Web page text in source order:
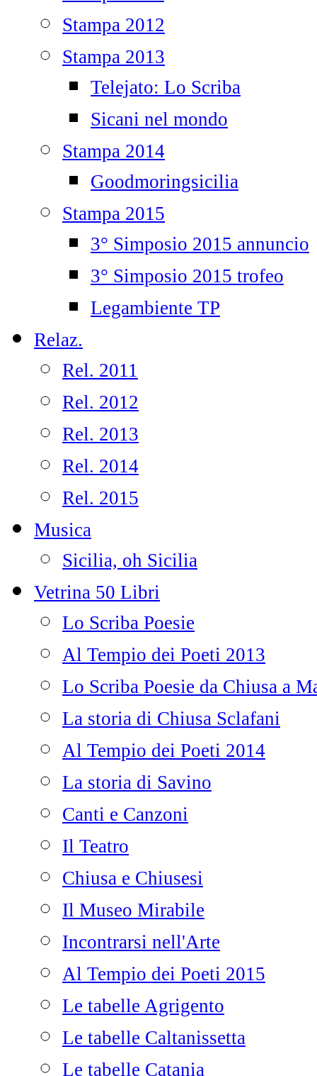
Stampa 2012
Stampa 2013
Telejato: Lo Scriba
Sicani nel mondo
Stampa 2014
Goodmoringsicilia
Stampa 2015
3° Simposio 2015 annuncio
3° Simposio 2015 trofeo
Legambiente TP
Relaz.
Rel. 2011
Rel. 2012
Rel. 2013
Rel. 2014
Rel. 2015
Musica
Sicilia, oh Sicilia
Vetrina 50 Libri
Lo Scriba Poesie
Al Tempio dei Poeti 2013
Lo Scriba Poesie da Chiusa a
La storia di Chiusa Sclafani
Al Tempio dei Poeti 2014
La storia di Savino
Canti e Canzoni
Il Teatro
Chiusa e Chiusesi
Il Museo Mirabile
Incontrarsi nell'Arte
Al Tempio dei Poeti 2015
Le tabelle Agrigento
Le tabelle Caltanissetta
Le tabelle Catania